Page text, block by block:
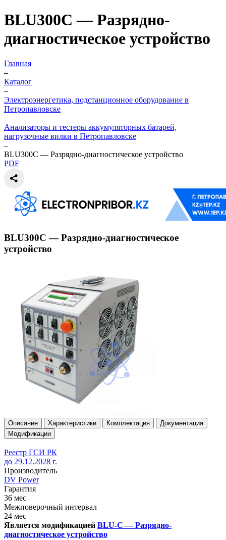
BLU300C — Разрядно-
диагностическое устройство
Главная
–
Каталог
–
Электроэнергетика, подстанционное оборудование в
Петропавловске
–
Анализаторы и тестеры аккумуляторных батарей,
нагрузочные вилки в Петропавловске
–
BLU300C — Разрядно-диагностическое устройство
PDF
BLU300C — Разрядно-диагностическое
устройство
Описание Характеристики Комплектация
Документация
Модификации
Реестр ГСИ РК
до 29.12.2028 г.
Производитель
DV Power
Гарантия
36 мес
Межповерочный интервал
24 мес
Является модификацией BLU-C — Разрядно-
диагностическое устройство